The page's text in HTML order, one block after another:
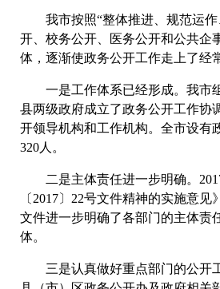
我市按照“整体推进、规范运作
开、校务公开、医务公开和公共企
体，逐渐使政务公开工作走上了经
一是工作体系已经形成。我市组
县两级政府成立了政务公开工作协
开领导机构和工作机构。全市设有
320人。
二是主体责任进一步明确。
〔2017〕22号文件精神的实施意
文件进一步明确了各部门的主体责
体。
三是认真做好重点部门的公开工